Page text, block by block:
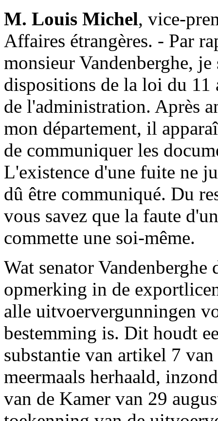
M. Louis Michel, vice-
Affaires étrangères. - Par
monsieur Vandenberghe,
dispositions de la loi du
de l'administration. Après
mon département, il
de communiquer les
L'existence d'une fuite ne
dû être communiqué. Du
vous savez que la faute
commette une soi-même.
Wat senator
opmerking in de
alle uitvoervergunningen
bestemming is. Dit houdt
substantie van artikel 7
meermaals herhaald,
van de Kamer van 29